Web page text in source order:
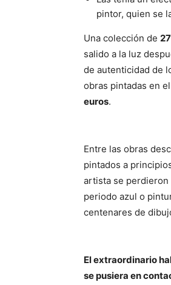
pintor, quien se
Una colección de
salido a la luz
de autenticidad de
obras pintadas en
euros.
Entre las obras
pintados a
artista se perdieron
periodo azul o
centenares de
El extraordinario
se pusiera en